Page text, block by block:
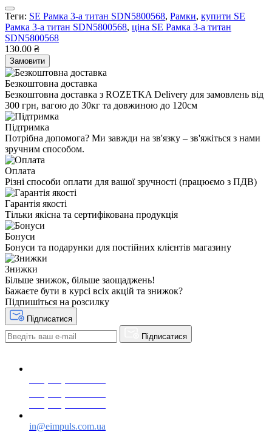
Теги: SE Рамка 3-а титан SDN5800568, Рамки, купити SE
Рамка 3-а титан SDN5800568, ціна SE Рамка 3-а титан
SDN5800568
130.00 ₴
Замовити
Безкоштовна доставка
Безкоштовна доставка з ROZETKA Delivery для замовлень від
300 грн, вагою до 30кг та довжиною до 120см
Підтримка
Потрібна допомога? Ми завжди на зв'язку – зв'яжіться з нами
зручним способом.
Оплата
Різні способи оплати для вашої зручності (працюємо з ПДВ)
Гарантія якості
Тільки якісна та сертифікована продукція
Бонуси
Бонуси та подарунки для постійних клієнтів магазину
Знижки
Більше знижок, більше заощаджень!
Бажаєте бути в курсі всіх акцій та знижок?
Підпишіться на розсилку
Підписатися
Підписатися
in@eimpuls.com.ua